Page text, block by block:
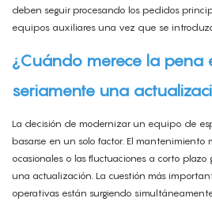
deben seguir procesando los pedidos
equipos auxiliares una vez que se
¿Cuándo merece la pena
seriamente una
La decisión de modernizar un equipo de
basarse en un solo factor. El mantenimiento
ocasionales o las fluctuaciones a corto
una actualización. La cuestión más
operativas están surgiendo